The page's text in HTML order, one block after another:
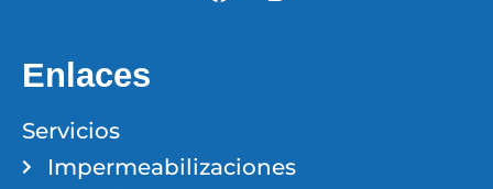
Enlaces
Servicios
Impermeabilizaciones